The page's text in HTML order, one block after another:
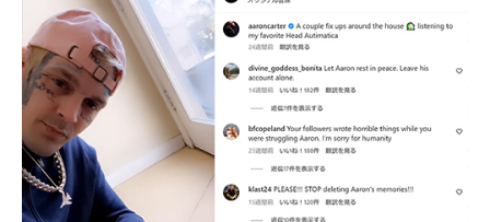
進化するPCとデバイスの未来
好きが集まる 比べて選べる
ビジネスと働き方のヒント
AI活用のいまが分かる
企業ITのトレンドを詳説